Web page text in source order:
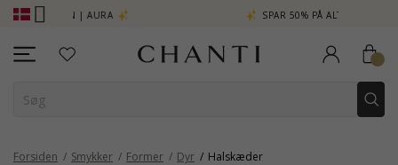
SPAR 50% PÅ ALT ELINÉ
Forsiden Smykker Former Dyr Halskæder